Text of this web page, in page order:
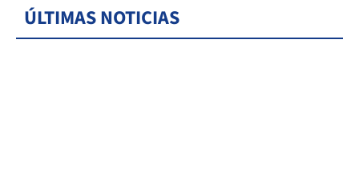
ÚLTIMAS NOTICIAS